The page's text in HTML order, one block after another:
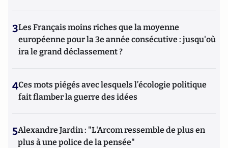
3Les Français moins riches que la moyenne
européenne pour la 3e année consécutive : jusqu'où
ira le grand déclassement ?
4Ces mots piégés avec lesquels l’écologie politique
fait flamber la guerre des idées
5Alexandre Jardin : "L'Arcom ressemble de plus en
plus à une police de la pensée"